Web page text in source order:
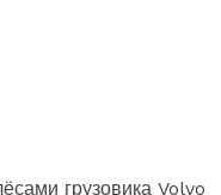
грузовика Volvo